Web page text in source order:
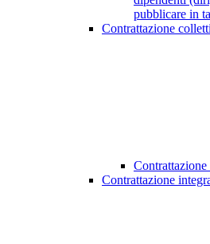
pubblicare in
Contrattazione
Contrattazione